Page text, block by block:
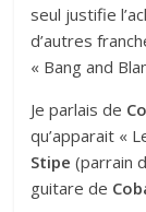
seul justifie
d’autres
« Bang and
Je parlais de
qu’apparait «
Stipe (parrain
guitare de